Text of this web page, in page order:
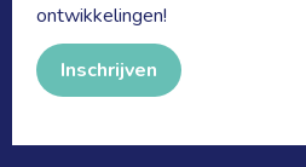
ontwikkelingen!
Inschrijven